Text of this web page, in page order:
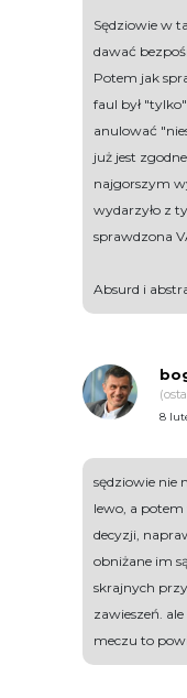
Sędziowie w
dawać
Potem jak
faul był
anulować
już jest
najgorszym
wydarzyło z
sprawdzona
Absurd i
8
sędziowie nie
lewo, a potem
decyzji,
obniżane im
skrajnych
zawieszeń.
meczu to